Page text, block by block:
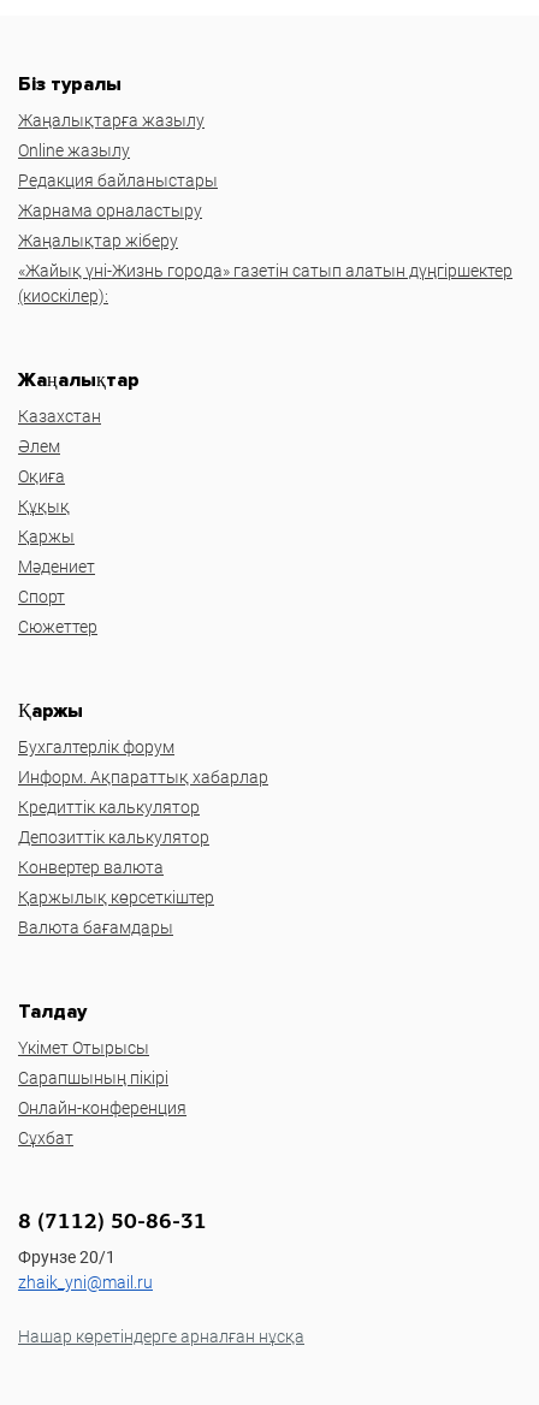
Біз туралы
Жаңалықтарға жазылу
Online жазылу
Редакция байланыстары
Жарнама орналастыру
Жаңалықтар жіберу
«Жайық үні-Жизнь города» газетін сатып алатын дүңгіршектер
(киоскілер):
Жаңалықтар
Казахстан
Әлем
Оқиға
Құқық
Қаржы
Мәдениет
Спорт
Сюжеттер
Қаржы
Бухгалтерлік форум
Информ. Ақпараттық хабарлар
Кредиттік калькулятор
Депозиттік калькулятор
Конвертер валюта
Қаржылық көрсеткіштер
Валюта бағамдары
Талдау
Үкімет Отырысы
Сарапшының пікірі
Онлайн-конференция
Сұхбат
8 (7112) 50-86-31
Фрунзе 20/1
zhaik_yni@mail.ru
Нашар көретіндерге арналған нұсқа